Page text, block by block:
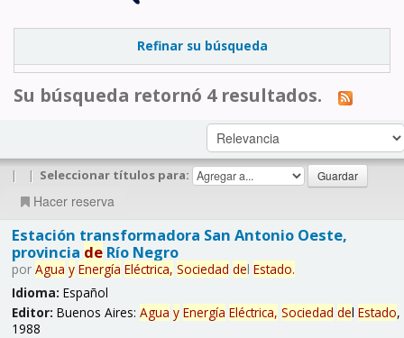
Refinar su búsqueda
Su búsqueda retornó 4 resultados.
| | Seleccionar títulos para:
Hacer reserva
Estación transformadora San Antonio Oeste,
provincia deRío Negro
por Agua y Energía Eléctrica, Sociedad del Estado.
Idioma: Español
Editor: Buenos Aires: Agua y Energía Eléctrica, Sociedad del Estado,
1988